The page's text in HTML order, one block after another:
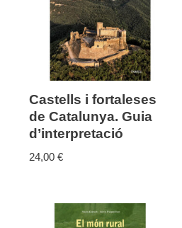
Castells i fortaleses
de Catalunya. Guia
d’interpretació
24,00€